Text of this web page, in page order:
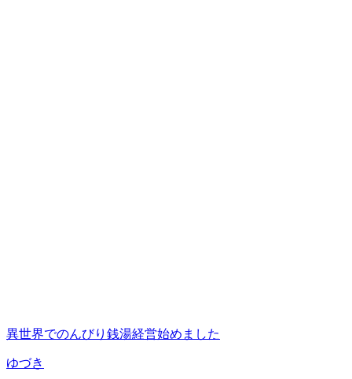
異世界でのんびり銭湯経営始めました
ゆづき